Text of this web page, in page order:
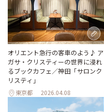
オリエント急行の客車のよう♪ ア
ガサ・クリスティーの世界に浸れ
るブックカフェ／神田「サロンク
リスティ」
東京都 2026.04.08